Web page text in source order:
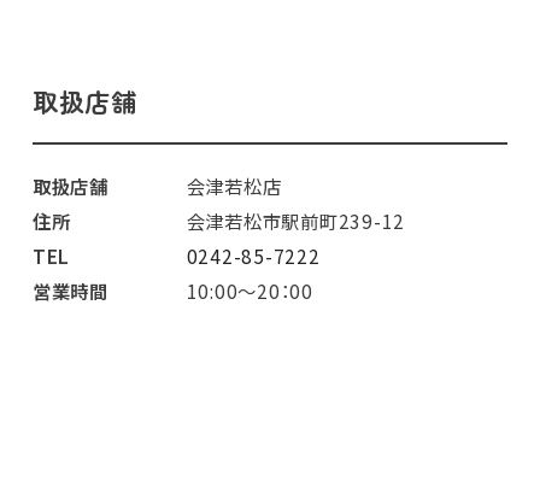
取扱店舗
取扱店舗
会津若松店
住所
会津若松市駅前町239-12
TEL
0242-85-7222
営業時間
10:00～20：00